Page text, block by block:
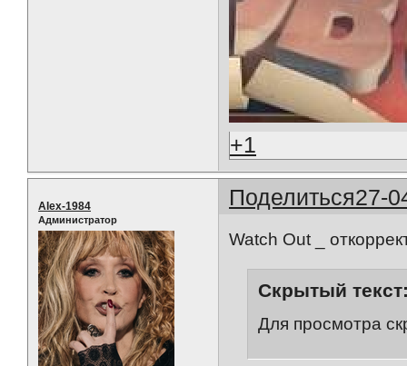
+1
Поделиться27-
Alex-1984
Администратор
Watch Out _
Скрытый
Для просмотра